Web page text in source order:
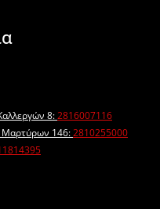
8:2816007116
Μαρτύρων 146:2810255000